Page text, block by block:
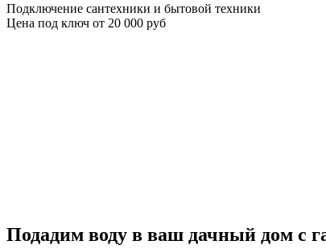
Подключение сантехники и бытовой техники
Цена под ключ от 20 000 руб
Подадим воду в ваш дачный дом с